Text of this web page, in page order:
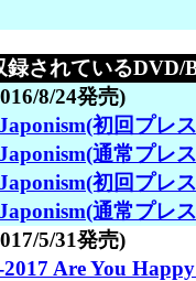
されているDVD/
8/24発売)
初回プレ
通常プレ
初回プレ
通常プレ
5/31発売)
Are You